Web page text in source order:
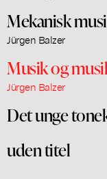
Mekanisk
Jürgen Balzer
Musik og
Jürgen Balzer
Det unge
uden titel